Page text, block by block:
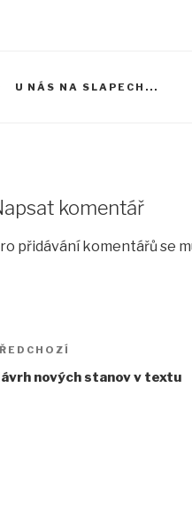
RUBRIKY
U NÁS NA SLAPECH...
komentář
přidávání komentářů se
nových stanov v textu